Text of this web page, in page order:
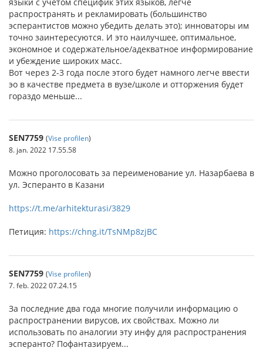
распространять и рекламировать (большинство
эсперантистов можно убедить делать это); инноваторы им
точно заинтересуются. И это наилучшее, оптимальное,
экономное и содержательное/адекватное информирование
и убеждение широких масс.
Вот через 2-3 года после этого будет намного легче ввести
эо в качестве предмета в вузе/школе и отторжения будет
гораздо меньше...
SEN7759 (Vise profilen)
8. jan. 2022 17.55.58
Можно проголосовать за переименование ул. Назарбаева в
ул. Эсперанто в Казани
https://t.me/arhitekturasi/3829
Петиция: https://chng.it/TsNMp8zjBC
SEN7759 (Vise profilen)
7. feb. 2022 07.24.15
За последние два года многие получили информацию о
распространении вирусов, их свойствах. Можно ли
использовать по аналогии эту инфу для распространения
эсперанто? Пофантазируем...